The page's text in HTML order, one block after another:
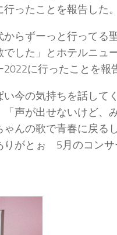
ったことを報告した。
らずーっと行ってる
した」とホテルニュ
に行ったことを報
今の気持ちを話して
声が出せないけど、
んの歌で青春に戻る
がとぉ 5月のコンサ